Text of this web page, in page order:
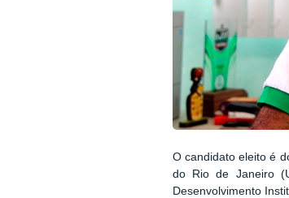
O candidato eleito é
do Rio de Janeiro
Desenvolvimento